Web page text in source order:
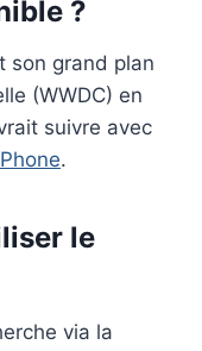
?
son grand plan
(WWDC) en
suivre avec
.
le
via la